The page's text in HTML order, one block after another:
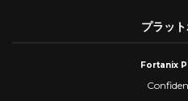
プラッ
Fortanix